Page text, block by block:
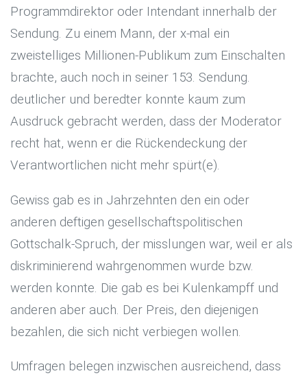
Programmdirektor oder Intendant innerhalb der
Sendung. Zu einem Mann, der x-mal ein
zweistelliges Millionen-Publikum zum Einschalten
brachte, auch noch in seiner 153. Sendung.
deutlicher und beredter konnte kaum zum
Ausdruck gebracht werden, dass der Moderator
recht hat, wenn er die Rückendeckung der
Verantwortlichen nicht mehr spürt(e).
Gewiss gab es in Jahrzehnten den ein oder
anderen deftigen gesellschaftspolitischen
Gottschalk-Spruch, der misslungen war, weil er als
diskriminierend wahrgenommen wurde bzw.
werden konnte. Die gab es bei Kulenkampff und
anderen aber auch. Der Preis, den diejenigen
bezahlen, die sich nicht verbiegen wollen.
Umfragen belegen inzwischen ausreichend, dass